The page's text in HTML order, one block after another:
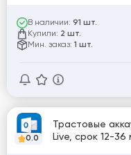
В наличии: 91 шт.
Купили: 2 шт.
Мин. заказ: 1 шт.
0.0
Трастовые
Live, срок 12-